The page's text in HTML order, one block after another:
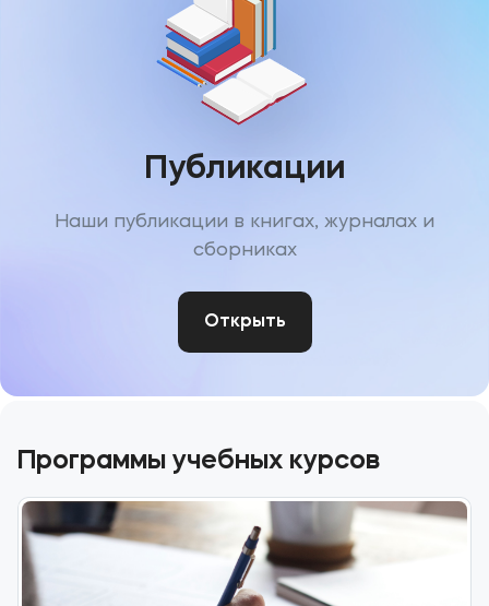
Публикации
Наши публикации в книгах, журналах и
сборниках
Открыть
Программы учебных курсов